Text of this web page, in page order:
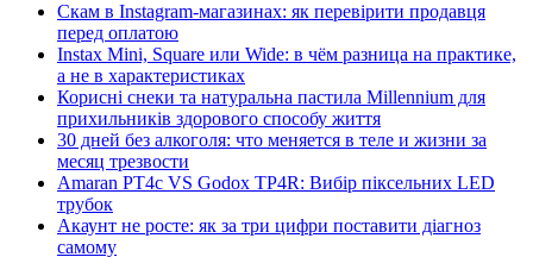
Скам в Instagram-магазинах: як перевірити продавця
перед оплатою
Instax Mini, Square или Wide: в чём разница на практике,
а не в характеристиках
Корисні снеки та натуральна пастила Millennium для
прихильників здорового способу життя
30 дней без алкоголя: что меняется в теле и жизни за
месяц трезвости
Amaran PT4c VS Godox TP4R: Вибір піксельних LED
трубок
Акаунт не росте: як за три цифри поставити діагноз
самому